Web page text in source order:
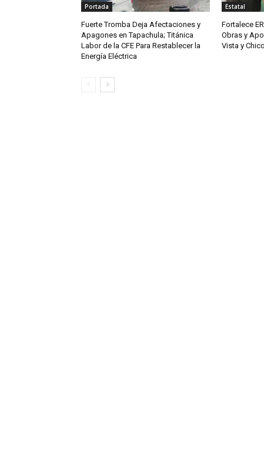
Portada
Fuerte Tromba Deja Afectaciones y
Apagones en Tapachula; Titánica
Labor de la CFE Para Restablecer la
Energía Eléctrica
Estatal
Fortalece
Obras y
Vista y